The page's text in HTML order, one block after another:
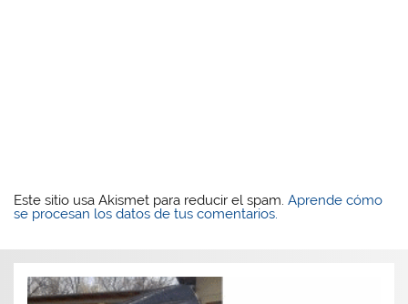
Este sitio usa Akismet para reducir el spam.Aprende cómo
se procesan los datos de tus comentarios.